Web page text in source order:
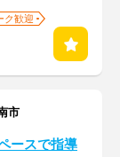
ク歓迎
市
ースで指導